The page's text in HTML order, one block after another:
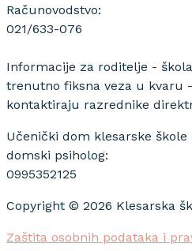
Računovodstvo:
021/633-076
Informacije za roditelje - škola
trenutno fiksna veza u kvaru
kontaktiraju razrednike
Učenički dom klesarske
domski psiholog:
0995352125
Copyright © 2026 Klesarska
Zaštita osobnih podataka i